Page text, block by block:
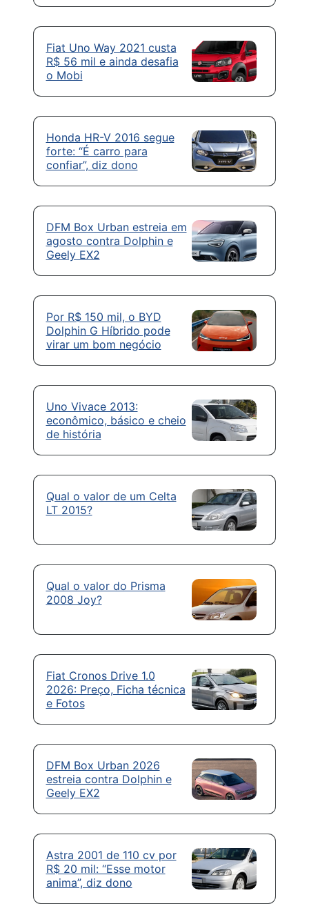
Fiat Uno Way 2021 custa
R$ 56 mil e ainda desafia
o Mobi
Honda HR-V 2016 segue
forte: “É carro para
confiar”, diz dono
DFM Box Urban estreia em
agosto contra Dolphin e
Geely EX2
Por R$ 150 mil, o BYD
Dolphin G Híbrido pode
virar um bom negócio
Uno Vivace 2013:
econômico, básico e cheio
de história
Qual o valor de um Celta
LT 2015?
Qual o valor do Prisma
2008 Joy?
Fiat Cronos Drive 1.0
2026: Preço, Ficha técnica
e Fotos
DFM Box Urban 2026
estreia contra Dolphin e
Geely EX2
Astra 2001 de 110 cv por
R$ 20 mil: “Esse motor
anima”, diz dono